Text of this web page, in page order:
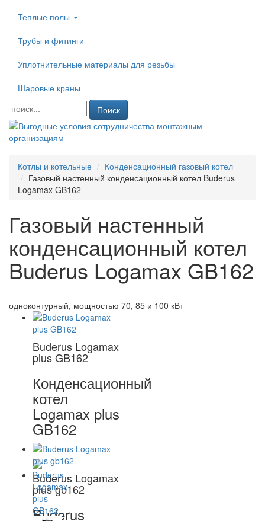
Теплые полы
Трубы и фитинги
Уплотнительные материалы для резьбы
Шаровые краны
Поиск
Котлы и котельные
Конденсационный газовый котел
Газовый настенный конденсационный котел Buderus
Logamax GB162
Газовый настенный
конденсационный котел
Buderus Logamax GB162
одноконтурный, мощностью 70, 85 и 100 кВт
Buderus Logamax
plus GB162
Конденсационный
котел
Logamax plus
GB162
Buderus Logamax
plus gb162
Buderus